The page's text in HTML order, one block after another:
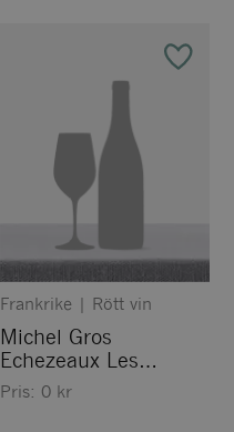
Frankrike | Rött vin
Michel Gros
Echezeaux Les
Loachausses Grand
Pris: 0 kr